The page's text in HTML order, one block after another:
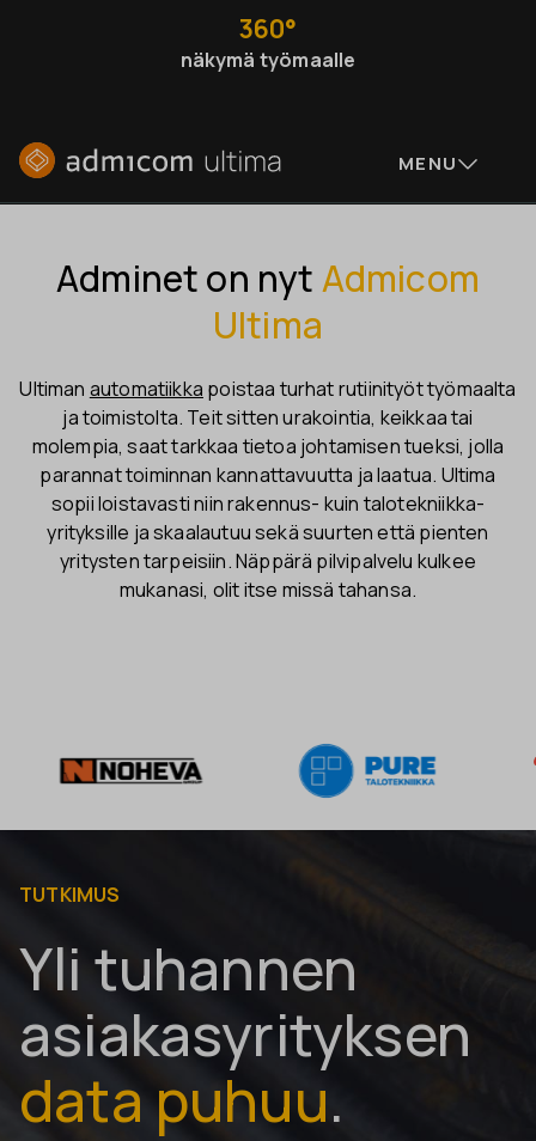
360°
näkymä työmaalle
MENU
Adminet on nytAdmicom
Ultima
Ultiman automatiikka poistaa turhat rutiini­työt työmaalta
ja toimistolta. Teit sitten urakointia, keikkaa tai
molempia, saat tarkkaa tietoa johtamisen tueksi, jolla
parannat toiminnan kannattavuutta ja laatua. Ultima
sopii loistavasti niin rakennus- kuin talo­tekniikka­
yrityksille ja skaalautuu sekä suurten että pienten
yritysten tarpeisiin. Näppärä pilvi­palvelu kulkee
mukanasi, olit itse missä tahansa.
TUTKIMUS
Yli tuhannen
asiakas­yrityksen
data puhuu.